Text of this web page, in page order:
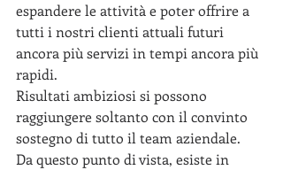
espandere le attività e poter offrire a
tutti i nostri clienti attuali futuri
ancora più servizi in tempi ancora più
rapidi.
Risultati ambiziosi si possono
raggiungere soltanto con il convinto
sostegno di tutto il team aziendale.
Da questo punto di vista, esiste in